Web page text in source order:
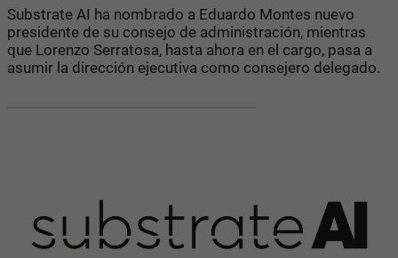
Substrate AI ha nombrado a Eduardo Montes nuevo
presidente de su consejo de administración, mientras
que Lorenzo Serratosa, hasta ahora en el cargo, pasa a
asumir la dirección ejecutiva como consejero delegado.